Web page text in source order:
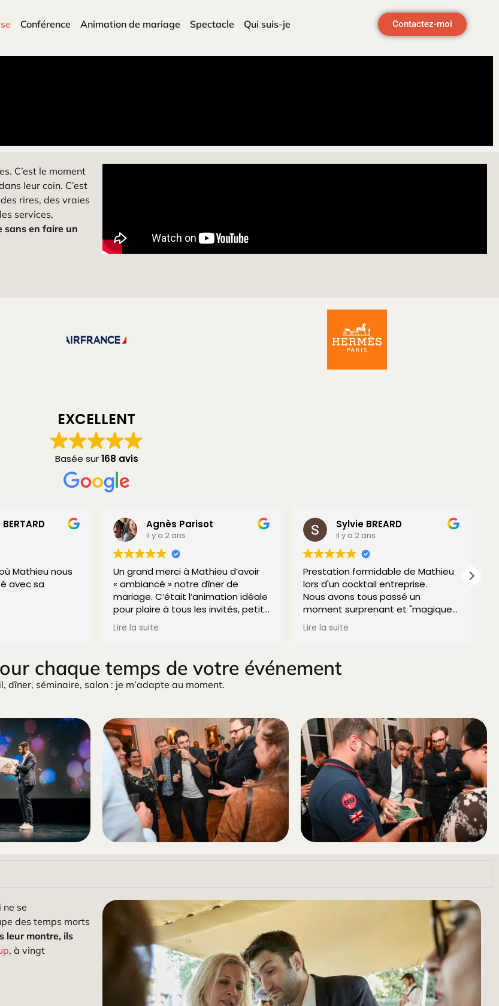
Conférence Animation de mariage Spectacle Qui suis-je Contactez-moi
C’est le moment
leur coin. C’est
rires, des vraies
services,
sans en faire un
EXCELLENT
Basée sur168 avis
Mathieu nous
avec sa
Agnès Parisot
il y a 2 ans
Un grand merci à Mathieu d’avoir
« ambiancé » notre dîner de
mariage. C’était l’animation idéale
pour plaire à tous les invités, petits
et grands. Il est très fort et a
bluffé tout le monde. Un grand pro
Lire la suite
Sylvie BREARD
il y a 2 ans
Prestation formidable de Mathieu
lors d'un cocktail entreprise.
Nous avons tous passé un
moment surprenant et "magique"
!
Hors du temps !
Lire la suite
chaque temps de votre événement
dîner, séminaire, salon : je m’adapte au moment.
se
des temps morts
leur montre, ils
, à vingt